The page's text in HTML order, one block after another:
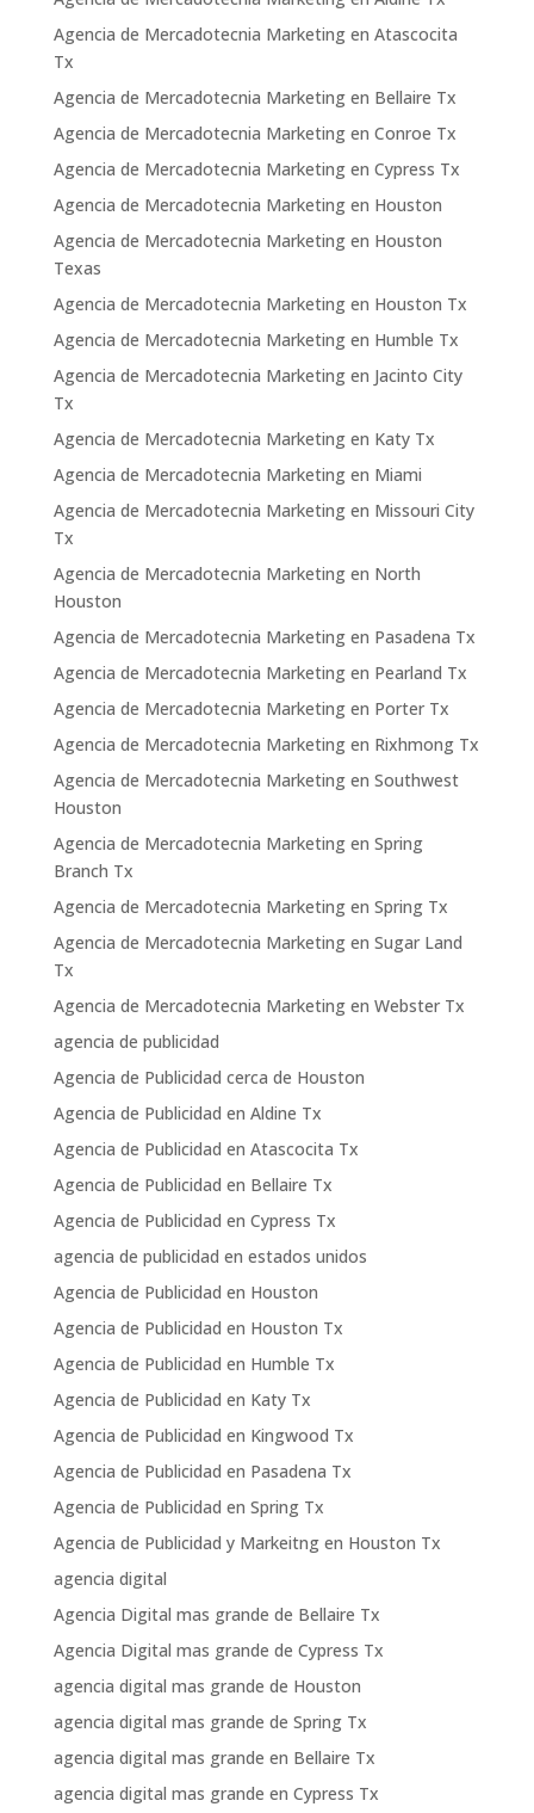
Agencia de Mercadotecnia Marketing en Atascocita
Tx
Agencia de Mercadotecnia Marketing en Bellaire Tx
Agencia de Mercadotecnia Marketing en Conroe Tx
Agencia de Mercadotecnia Marketing en Cypress Tx
Agencia de Mercadotecnia Marketing en Houston
Agencia de Mercadotecnia Marketing en Houston
Texas
Agencia de Mercadotecnia Marketing en Houston Tx
Agencia de Mercadotecnia Marketing en Humble Tx
Agencia de Mercadotecnia Marketing en Jacinto City
Tx
Agencia de Mercadotecnia Marketing en Katy Tx
Agencia de Mercadotecnia Marketing en Miami
Agencia de Mercadotecnia Marketing en Missouri City
Tx
Agencia de Mercadotecnia Marketing en North
Houston
Agencia de Mercadotecnia Marketing en Pasadena Tx
Agencia de Mercadotecnia Marketing en Pearland Tx
Agencia de Mercadotecnia Marketing en Porter Tx
Agencia de Mercadotecnia Marketing en Rixhmong Tx
Agencia de Mercadotecnia Marketing en Southwest
Houston
Agencia de Mercadotecnia Marketing en Spring
Branch Tx
Agencia de Mercadotecnia Marketing en Spring Tx
Agencia de Mercadotecnia Marketing en Sugar Land
Tx
Agencia de Mercadotecnia Marketing en Webster Tx
agencia de publicidad
Agencia de Publicidad cerca de Houston
Agencia de Publicidad en Aldine Tx
Agencia de Publicidad en Atascocita Tx
Agencia de Publicidad en Bellaire Tx
Agencia de Publicidad en Cypress Tx
agencia de publicidad en estados unidos
Agencia de Publicidad en Houston
Agencia de Publicidad en Houston Tx
Agencia de Publicidad en Humble Tx
Agencia de Publicidad en Katy Tx
Agencia de Publicidad en Kingwood Tx
Agencia de Publicidad en Pasadena Tx
Agencia de Publicidad en Spring Tx
Agencia de Publicidad y Markeitng en Houston Tx
agencia digital
Agencia Digital mas grande de Bellaire Tx
Agencia Digital mas grande de Cypress Tx
agencia digital mas grande de Houston
agencia digital mas grande de Spring Tx
agencia digital mas grande en Bellaire Tx
agencia digital mas grande en Cypress Tx